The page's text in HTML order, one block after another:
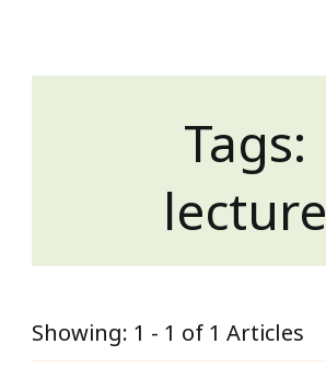
Tags:
lecture
Showing: 1 - 1 of 1 Articles